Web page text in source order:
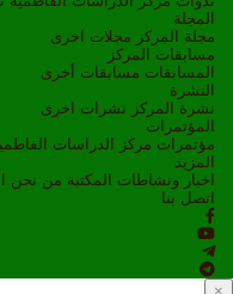
المجلة
مجلة المركز مجلات اخرى
مسابقات المركز
المسابقات مسابقات أخرى
النشرة
نشرة المركز نشرات اخرى
المؤتمرات
مؤتمرات مركز الدراسات
المزيد
اخبار ونشاطات
المكتبة من نحن
اتصل بنا